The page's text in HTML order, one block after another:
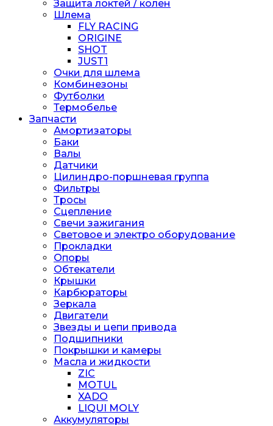
Защита локтей / колен
Шлема
FLY RACING
ORIGINE
SHOT
JUST1
Очки для шлема
Комбинезоны
Футболки
Термобелье
Запчасти
Амортизаторы
Баки
Валы
Датчики
Цилиндро-поршневая группа
Фильтры
Тросы
Сцепление
Свечи зажигания
Световое и электро оборудование
Прокладки
Опоры
Обтекатели
Крышки
Карбюраторы
Зеркала
Двигатели
Звезды и цепи привода
Подшипники
Покрышки и камеры
Масла и жидкости
ZIC
MOTUL
XADO
LIQUI MOLY
Аккумуляторы